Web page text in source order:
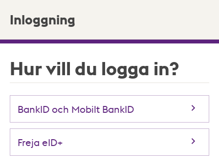
Inloggning
Hur vill du logga in?
BankID och Mobilt BankID
Freja eID+